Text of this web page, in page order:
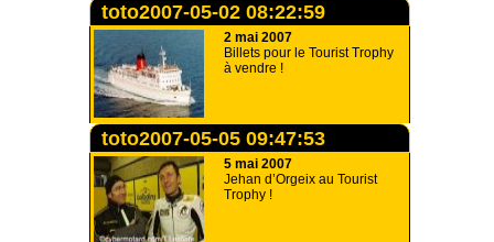
toto2007-05-02 08:22:59
2 mai 2007
Billets pour le Tourist Trophy
à vendre !
toto2007-05-05 09:47:53
5 mai 2007
Jehan d’Orgeix au Tourist
Trophy !